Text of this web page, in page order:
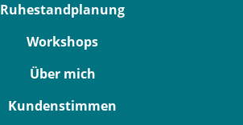
Ruhestandplanung
Workshops
Über mich
Kundenstimmen